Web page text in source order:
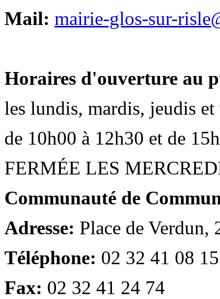
Mail: mairie-glos-sur-
Horaires d'ouverture au
les lundis, mardis, jeudis et
de 10h00 à 12h30 et de
FERMÉE LES
Communauté de
Adresse: Place de Verdun,
Téléphone: 02 32 41 08 15
Fax: 02 32 41 24 74